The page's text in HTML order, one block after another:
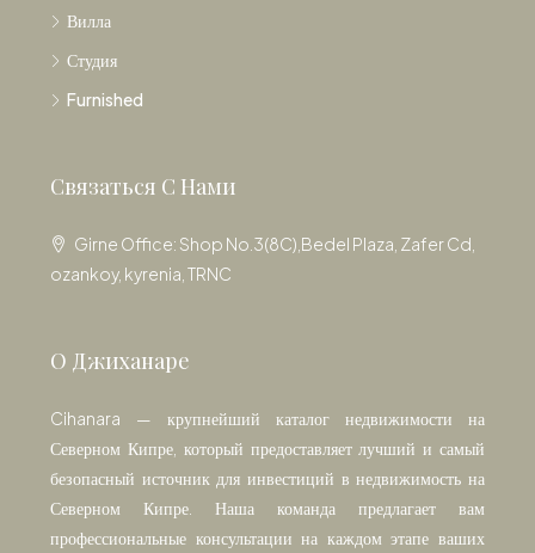
Вилла
Студия
Furnished
Связаться С Нами
Girne Office: Shop No.3(8C),Bedel Plaza, Zafer Cd,
ozankoy, kyrenia, TRNC
О Джиханаре
Cihanara — крупнейший каталог недвижимости на
Северном Кипре, который предоставляет лучший и самый
безопасный источник для инвестиций в недвижимость на
Северном Кипре. Наша команда предлагает вам
профессиональные консультации на каждом этапе ваших